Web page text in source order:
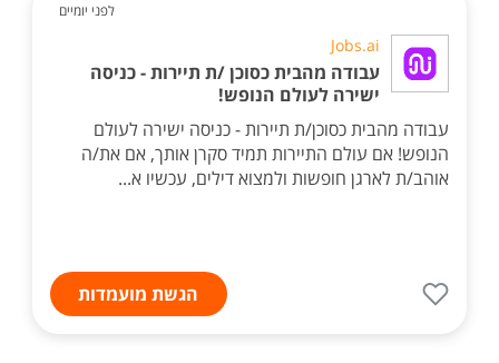
לפני יומיים
Jobs.ai
עבודה מהבית כסוכן /ת תיירות - כניסה
ישירה לעולם הנופש!
עבודה מהבית כסוכן/ת תיירות - כניסה ישירה לעולם
הנופש! אם עולם התיירות תמיד סקרן אותך, אם את/ה
אוהב/ת לארגן חופשות ולמצוא דילים, עכשיו א...
הגשת מועמדות